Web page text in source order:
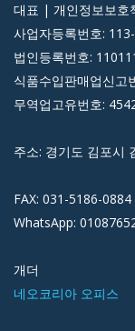
대표 | 개인정보보호
사업자등록번호:
법인등록번호:
식품수입판매업신고
무역업고유번호:
주소: 경기도 김포시
FAX: 031-5186-0884
WhatsApp:
개더
네오코리아 오피스